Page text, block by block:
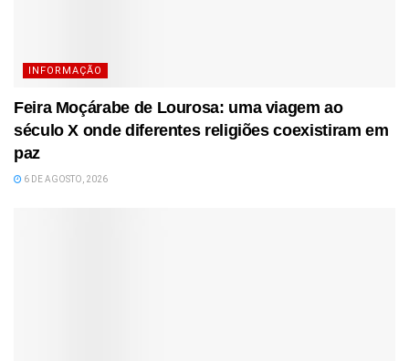
INFORMAÇÃO
Feira Moçárabe de Lourosa: uma viagem ao
século X onde diferentes religiões coexistiram em
paz
6 DE AGOSTO, 2026